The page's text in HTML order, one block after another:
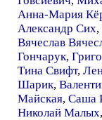
Анна-Мария
Александр Сих,
Вячеслав
Гончарук,
Тина Свифт,
Шарик,
Майская, Саша
Николай Малых,